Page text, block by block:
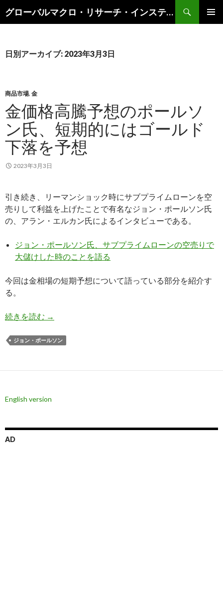
グローバルマクロ・リサーチ・インスティテュート
索
ン
キ
ッ
プ
日別アーカイブ: 2023年3月3日
商品市場, 金
金価格高騰予想のポールソ
ン氏、短期的にはゴールド
下落を予想
2023年3月3日
引き続き、リーマンショック時にサブプライムローンを空
売りして利益を上げたことで有名なジョン・ポールソン氏
の、アラン・エルカン氏によるインタビューである。
ジョン・ポールソン氏、サブプライムローンの空売りで
大儲けした時のことを語る
今回は金相場の短期予想について語っている部分を紹介す
る。
続きを読む 金価格高騰予想のポールソン氏、短期的にはゴ
→
ジョン・ポールソン
English version
AD